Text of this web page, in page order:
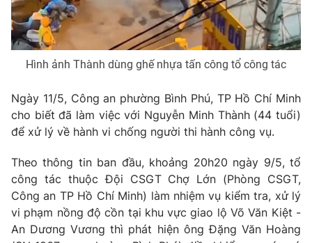
Hậu trường
Nhân vật
Khán giả
Giải sao mai
Điện ảnh
Âm nhạc
Đời sống
Du lịch
Chất lượng cuộc sống
Giáo dục
Tuyển sinh
Học trực tuyến
Công nghệ
Hitech Công nghệ tương lai
Sản phẩm
Thị trường
Tư vấn
Lịch phát sóng
Hình ảnh Thành dùng ghế nhựa tấn công tổ công tác
Ngày 11/5, Công an phường Bình Phú, TP Hồ Chí Minh
cho biết đã làm việc với Nguyễn Minh Thành (44 tuổi)
để xử lý về hành vi chống người thi hành công vụ.
Theo thông tin ban đầu, khoảng 20h20 ngày 9/5, tổ
công tác thuộc Đội CSGT Chợ Lớn (Phòng CSGT,
Công an TP Hồ Chí Minh) làm nhiệm vụ kiểm tra, xử lý
vi phạm nồng độ cồn tại khu vực giao lộ Võ Văn Kiệt -
An Dương Vương thì phát hiện ông Đặng Văn Hoàng